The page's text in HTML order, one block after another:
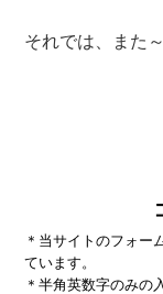
＊当サイトのフォー
ています。
＊半角英数字のみの